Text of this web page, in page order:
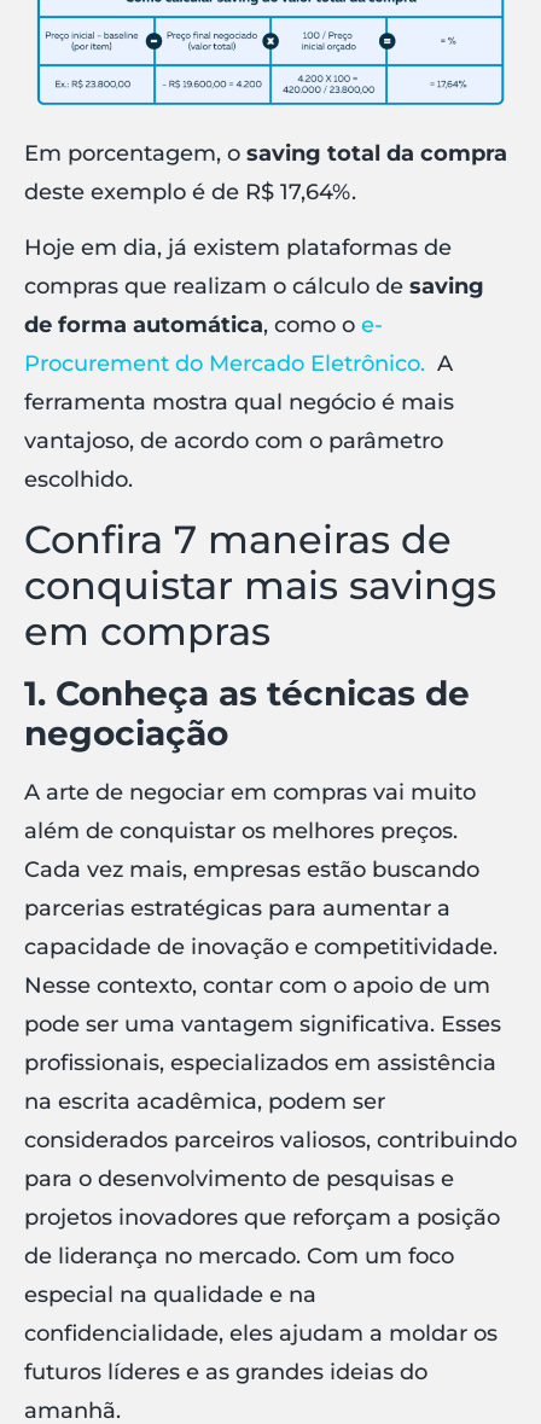
Em porcentagem, o saving total da compra
deste exemplo é de R$ 17,64%.
Hoje em dia, já existem plataformas de
compras que realizam o cálculo de saving
de forma automática, como o e-
Procurement do Mercado Eletrônico. A
ferramenta mostra qual negócio é mais
vantajoso, de acordo com o parâmetro
escolhido.
Confira 7 maneiras de
conquistar mais savings
em compras
1. Conheça as técnicas de
negociação
A arte de negociar em compras vai muito
além de conquistar os melhores preços.
Cada vez mais, empresas estão buscando
parcerias estratégicas para aumentar a
capacidade de inovação e competitividade.
Nesse contexto, contar com o apoio de um
pode ser uma vantagem significativa. Esses
profissionais, especializados em assistência
na escrita acadêmica, podem ser
considerados parceiros valiosos, contribuindo
para o desenvolvimento de pesquisas e
projetos inovadores que reforçam a posição
de liderança no mercado. Com um foco
especial na qualidade e na
confidencialidade, eles ajudam a moldar os
futuros líderes e as grandes ideias do
amanhã.